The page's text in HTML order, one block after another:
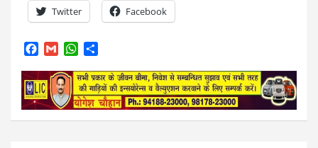
Twitter Facebook
c
e
b
o
a
i
l
W
a
t
s
A
a
r
e